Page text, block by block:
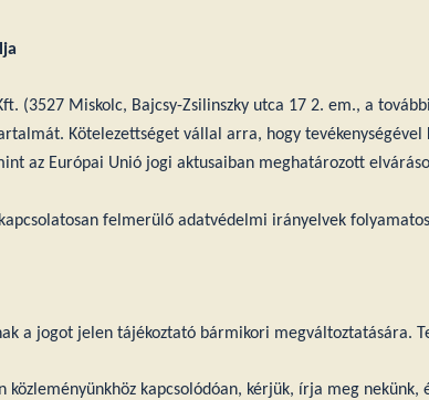
(3527 Miskolc, Bajcsy-Zsilinszky utca 17 2. em., a
Kötelezettséget vállal arra, hogy
az Európai Unió jogi aktusaiban meghatározott
felmerülő adatvédelmi irányelvek
a jogot jelen tájékoztató bármikori megváltoztatására.
közleményünkhöz kapcsolódóan, kérjük, írja meg nekünk,